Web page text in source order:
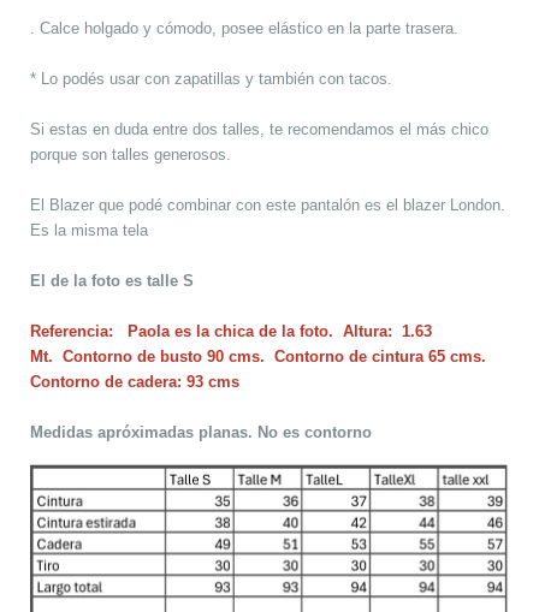
. Calce holgado y cómodo, posee elástico en la parte trasera.
* Lo podés usar con zapatillas y también con tacos.
Si estas en duda entre dos talles, te recomendamos el más chico
porque son talles generosos.
El Blazer que podé combinar con este pantalón es el blazer London.
Es la misma tela
El de la foto es talle S
Referencia: Paola es la chica de la foto. Altura: 1.63
Mt. Contorno de busto 90 cms. Contorno de cintura 65 cms.
Contorno de cadera: 93 cms
Medidas apróximadas planas. No es contorno